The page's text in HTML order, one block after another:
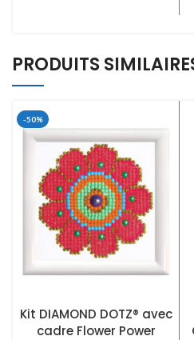
PRODUITS
-50%
Kit DIAMOND DOTZ® avec
cadre Flower Power